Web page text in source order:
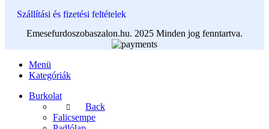
Szállítási és fizetési feltételek
Emesefurdoszobaszalon.hu. 2025 Minden jog fenntartva.
Menü
Kategóriák
Burkolat
Back
Falicsempe